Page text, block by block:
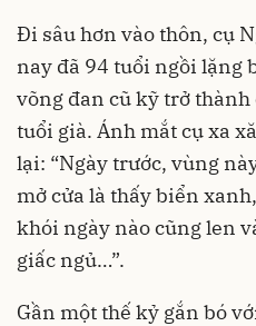
Đi sâu hơn vào thôn, cụ
nay đã 94 tuổi ngồi lặng
võng đan cũ kỹ trở thành
tuổi già. Ánh mắt cụ xa
lại: “Ngày trước, vùng
mở cửa là thấy biển
khói ngày nào cũng len
giấc ngủ…”.
Gần một thế kỷ gắn bó